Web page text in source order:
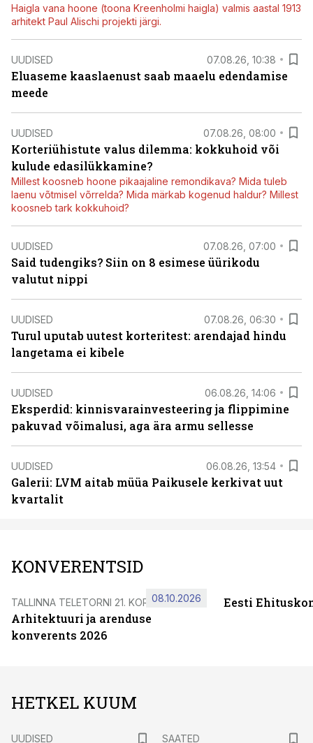
Haigla vana hoone (toona Kreenholmi haigla) valmis aastal 1913
arhitekt Paul Alischi projekti järgi.
UUDISED 07.08.26, 10:38
Eluaseme kaaslaenust saab maaelu edendamise
meede
UUDISED 07.08.26, 08:00
Korteriühistute valus dilemma: kokkuhoid või
kulude edasilükkamine?
Millest koosneb hoone pikaajaline remondikava? Mida tuleb
laenu võtmisel võrrelda? Mida märkab kogenud haldur? Millest
koosneb tark kokkuhoid?
UUDISED 07.08.26, 07:00
Said tudengiks? Siin on 8 esimese üürikodu
valutut nippi
UUDISED 07.08.26, 06:30
Turul uputab uutest korteritest: arendajad hindu
langetama ei kibele
UUDISED 06.08.26, 14:06
Eksperdid: kinnisvarainvesteering ja flippimine
pakuvad võimalusi, aga ära armu sellesse
UUDISED 06.08.26, 13:54
Galerii: LVM aitab müüa Paikusele kerkivat uut
kvartalit
KONVERENTSID
TALLINNA TELETORNI 21. KORRUSEL
Arhitektuuri ja arenduse
konverents 2026
08.10.2026 Eesti
HETKEL KUUM
UUDISED SAATED